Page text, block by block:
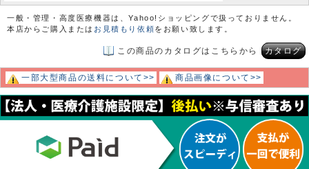
一般・管理・高度医療機器は、Yahoo!ショッピングで扱っておりません。
本店からご購入または お見積もり依頼をお願い致します。
この商品のカタログはこちらから カタログ
一部大型商品の送料について>> 商品画像について>>